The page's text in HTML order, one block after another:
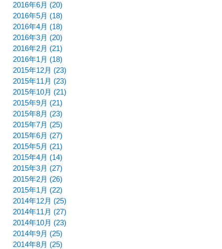
2016年6月 (20)
2016年5月 (18)
2016年4月 (18)
2016年3月 (20)
2016年2月 (21)
2016年1月 (18)
2015年12月 (23)
2015年11月 (23)
2015年10月 (21)
2015年9月 (21)
2015年8月 (23)
2015年7月 (25)
2015年6月 (27)
2015年5月 (21)
2015年4月 (14)
2015年3月 (27)
2015年2月 (26)
2015年1月 (22)
2014年12月 (25)
2014年11月 (27)
2014年10月 (23)
2014年9月 (25)
2014年8月 (25)